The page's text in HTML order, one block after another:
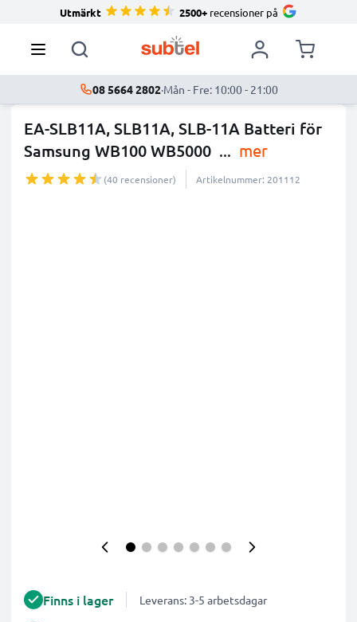
Utmärkt 2500+ recensioner på
08 5664 2802·Mån - Fre: 10:00 - 21:00
EA-SLB11A, SLB11A, SLB-11A Batteri för
Samsung WB100 WB5000 ... mer
(40 recensioner) Artikelnummer: 201112
Finns i lager Leverans: 3-5 arbetsdagar